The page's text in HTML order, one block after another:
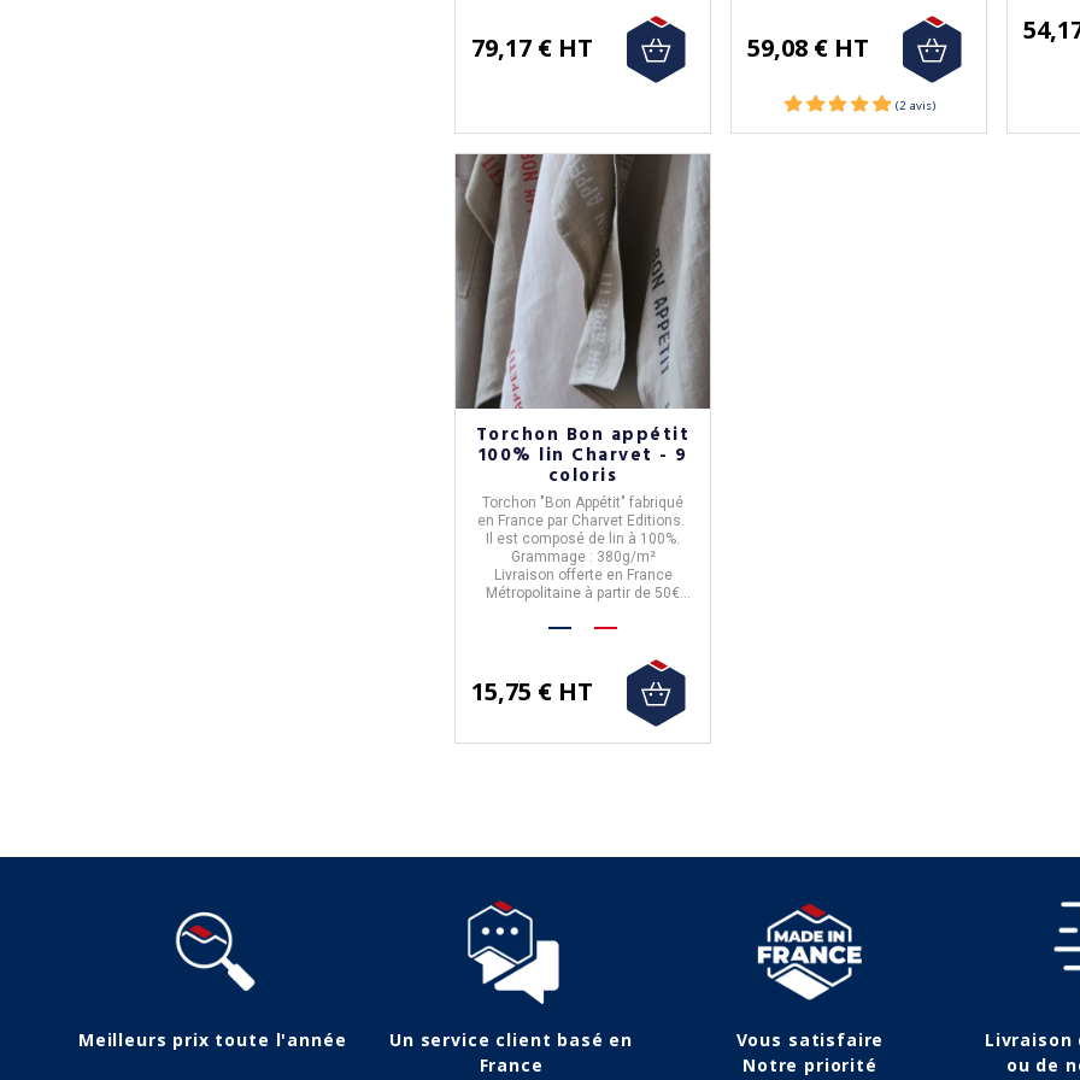
79,17 € HT 59,08 € HT
Torchon Bon appétit
100% lin Charvet - 9
coloris
Torchon "Bon Appétit" fabriqué
en France par Charvet Editions.
Il est composé de lin à 100%.
Grammage : 380g/m²
Livraison offerte en France
Métropolitaine à partir de 50€
15,75 € HT
Meilleurs prix toute l'année
Un service client basé en
France
Vous satisfaire
Notre priorité
ou de